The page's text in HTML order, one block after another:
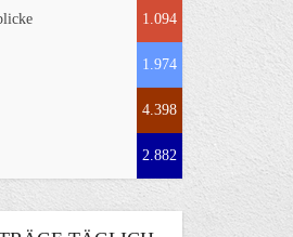
1.094
1.974
4.398
2.882